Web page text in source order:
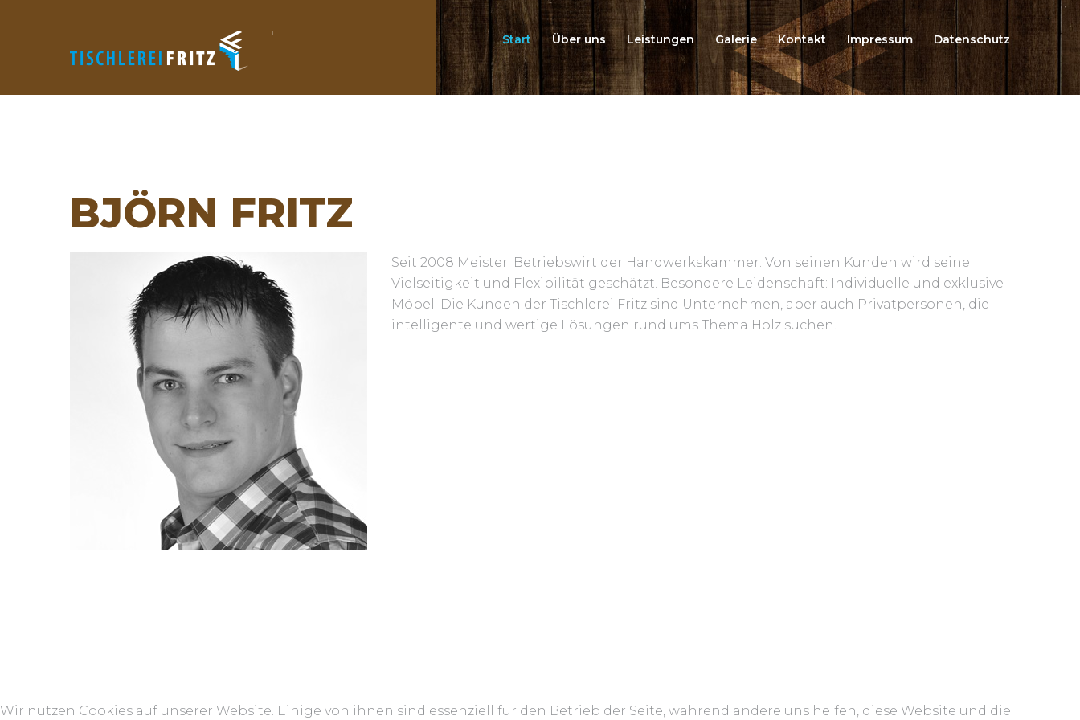
Start Über uns Leistungen Galerie Kontakt Impressum Datenschutz
BJÖRN FRITZ
Seit 2008 Meister. Betriebswirt der Handwerkskammer. Von seinen Kunden wird seine
Vielseitigkeit und Flexibilität geschätzt. Besondere Leidenschaft: Individuelle und exklusive
Möbel. Die Kunden der Tischlerei Fritz sind Unternehmen, aber auch Privatpersonen, die
intelligente und wertige Lösungen rund ums Thema Holz suchen.
Wir nutzen Cookies auf unserer Website. Einige von ihnen sind essenziell für den Betrieb der Seite, während andere uns helfen, diese Website und die